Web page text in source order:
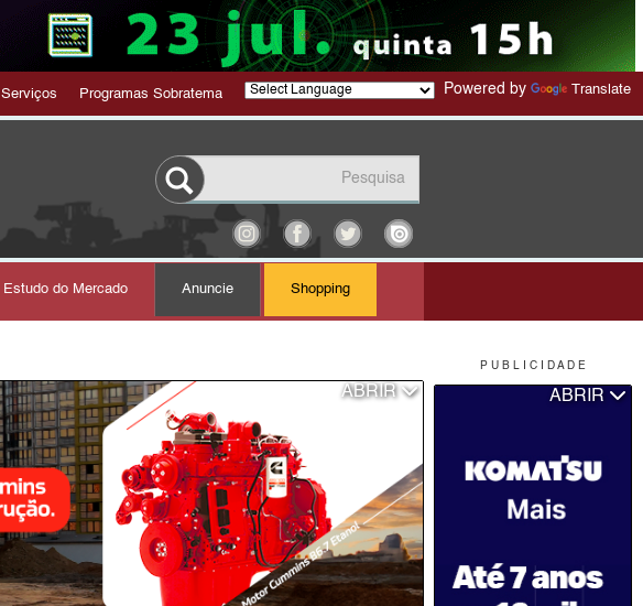
P U B L I C I D A D E
ABRIR
Serviços Programas Sobratema Powered by Translate
Estudo do Mercado Anuncie Shopping
ABRIR